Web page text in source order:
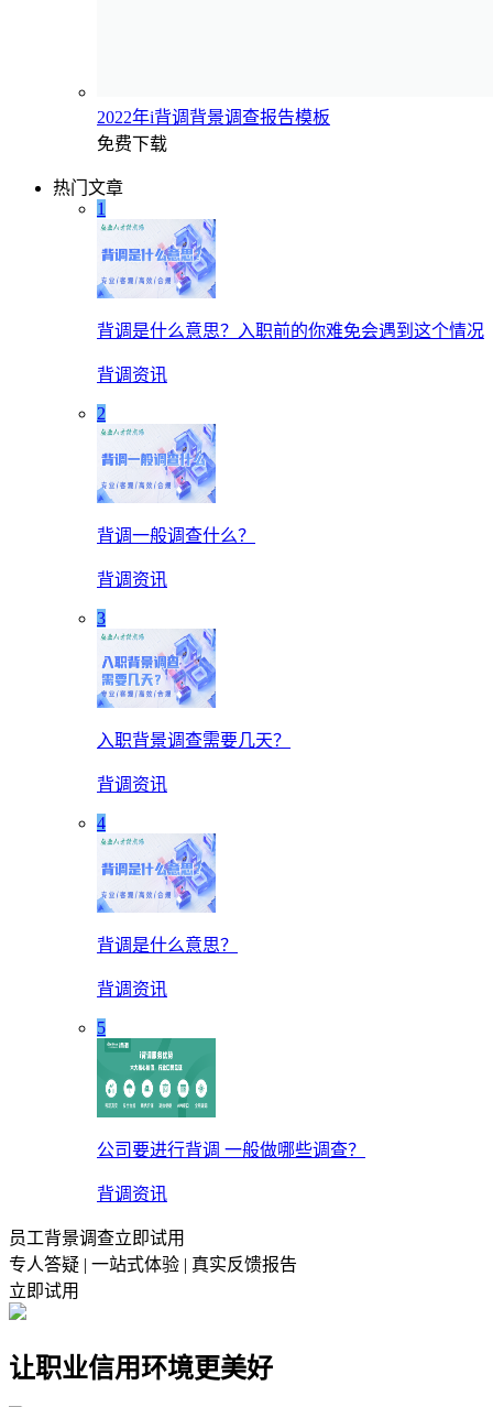
2022年i背调背景调查报告模板
免费下载
热门文章
1
背调是什么意思？入职前的你难免会遇到这个情况
背调资讯
2
背调一般调查什么？
背调资讯
3
入职背景调查需要几天？
背调资讯
4
背调是什么意思？
背调资讯
5
公司要进行背调 一般做哪些调查？
背调资讯
员工背景调查立即试用
专人答疑 | 一站式体验 | 真实反馈报告
立即试用
让职业信用环境更美好